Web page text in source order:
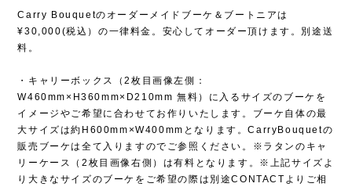
Carry Bouquetのオーダーメイドブーケ＆ブートニアは
¥30,000(税込）の一律料金。安心してオーダー頂けます。別途送
料。
・キャリーボックス（2枚目画像左側：
W460mm×H360mm×D210mm 無料）に入るサイズのブーケを
イメージやご希望に合わせてお作りいたします。ブーケ自体の最
大サイズは約H600mm×W400mmとなります。CarryBouquetの
販売ブーケは全て入りますのでご参照ください。※ラタンのキャ
リーケース（2枚目画像右側）は有料となります。※上記サイズよ
り大きなサイズのブーケをご希望の際は別途CONTACTよりご相